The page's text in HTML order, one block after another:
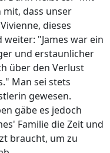
dass unser
dieses
"James war ein
und erstaunlicher
über den Verlust
Man sei stets
gewesen.
gäbe es jedoch
Familie die Zeit und
braucht, um zu